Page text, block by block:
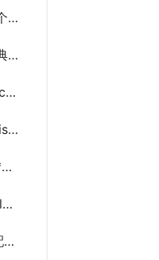
Python 两个或多个字典(dict)合并(取字典并集)
Python 嵌套的字典(dict)转成object对象的方法
Python 将字典(dict)转换为DataFrame的几种方法
Python 通过列表list创建生成字典dict的方法
Python 使用*和**解包字典dict和列表或元组参数(*args,**kwargs)
Python 读取Excel文件中列数据到list列表的几种方法
Python Django 配置使用django-ratelimit限制网站接口访问频率